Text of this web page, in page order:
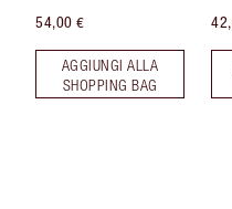
54,00 €
AGGIUNGI ALLA
SHOPPING BAG